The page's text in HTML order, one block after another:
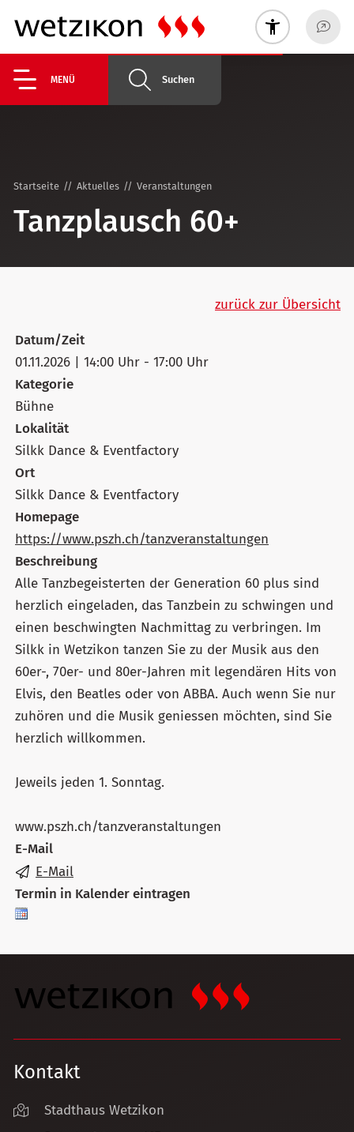
MENÜ Suchen
Startseite Aktuelles Veranstaltungen
Tanzplausch 60+
zurück zur Übersicht
Datum/Zeit
01.11.2026 | 14:00 Uhr - 17:00 Uhr
Kategorie
Bühne
Lokalität
Silkk Dance & Eventfactory
Ort
Silkk Dance & Eventfactory
Homepage
https://www.pszh.ch/tanzveranstaltungen
Beschreibung
Alle Tanzbegeisterten der Generation 60 plus sind
herzlich eingeladen, das Tanzbein zu schwingen und
einen beschwingten Nachmittag zu verbringen. Im
Silkk in Wetzikon tanzen Sie zu der Musik aus den
60er-, 70er- und 80er-Jahren mit legendären Hits von
Elvis, den Beatles oder von ABBA. Auch wenn Sie nur
zuhören und die Musik geniessen möchten, sind Sie
herzlich willkommen.
Jeweils jeden 1. Sonntag.
www.pszh.ch/tanzveranstaltungen
E-Mail
E-Mail
Termin in Kalender eintragen
Kontakt
Stadthaus Wetzikon